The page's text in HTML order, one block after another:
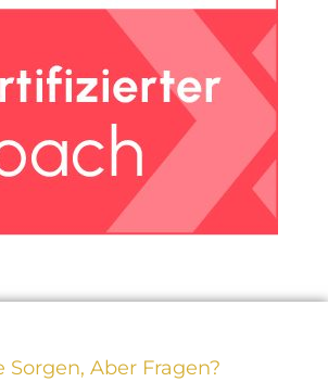
Sorgen, Aber Fragen?